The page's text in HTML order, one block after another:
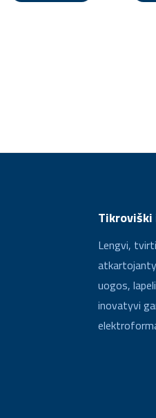
Tikroviški
Lengvi,
uogos,
inovatyvi